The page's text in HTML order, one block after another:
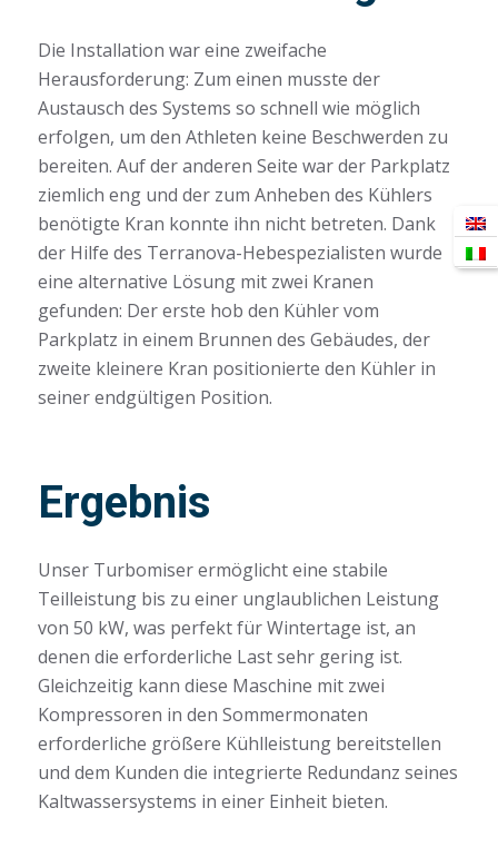
Die Installation war eine zweifache
Herausforderung: Zum einen musste der
Austausch des Systems so schnell wie möglich
erfolgen, um den Athleten keine Beschwerden zu
bereiten. Auf der anderen Seite war der Parkplatz
ziemlich eng und der zum Anheben des Kühlers
benötigte Kran konnte ihn nicht betreten. Dank
der Hilfe des Terranova-Hebespezialisten wurde
eine alternative Lösung mit zwei Kranen
gefunden: Der erste hob den Kühler vom
Parkplatz in einem Brunnen des Gebäudes, der
zweite kleinere Kran positionierte den Kühler in
seiner endgültigen Position.
Ergebnis
Unser Turbomiser ermöglicht eine stabile
Teilleistung bis zu einer unglaublichen Leistung
von 50 kW, was perfekt für Wintertage ist, an
denen die erforderliche Last sehr gering ist.
Gleichzeitig kann diese Maschine mit zwei
Kompressoren in den Sommermonaten
erforderliche größere Kühlleistung bereitstellen
und dem Kunden die integrierte Redundanz seines
Kaltwassersystems in einer Einheit bieten.